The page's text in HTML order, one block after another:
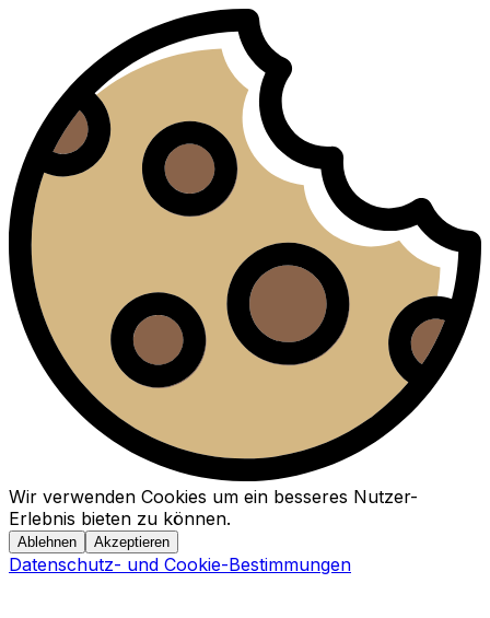
Wir verwenden Cookies um ein besseres Nutzer-
Erlebnis bieten zu können.
Ablehnen Akzeptieren
Datenschutz- und Cookie-Bestimmungen